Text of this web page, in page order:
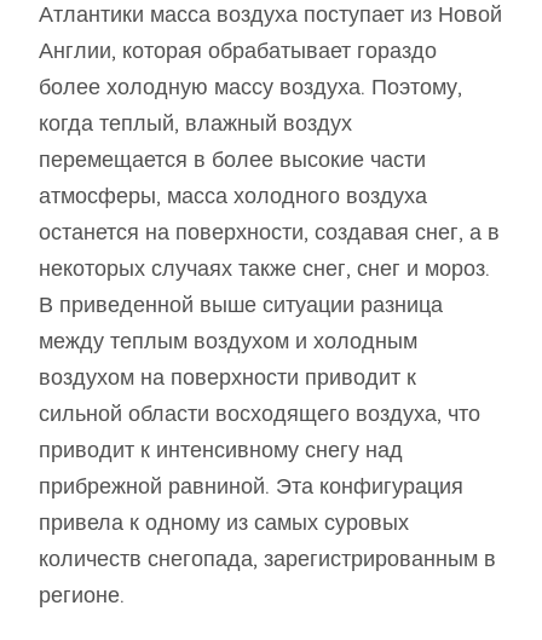
Атлантики масса воздуха поступает из Новой
Англии, которая обрабатывает гораздо
более холодную массу воздуха. Поэтому,
когда теплый, влажный воздух
перемещается в более высокие части
атмосферы, масса холодного воздуха
останется на поверхности, создавая снег, а в
некоторых случаях также снег, снег и мороз.
В приведенной выше ситуации разница
между теплым воздухом и холодным
воздухом на поверхности приводит к
сильной области восходящего воздуха, что
приводит к интенсивному снегу над
прибрежной равниной. Эта конфигурация
привела к одному из самых суровых
количеств снегопада, зарегистрированным в
регионе.